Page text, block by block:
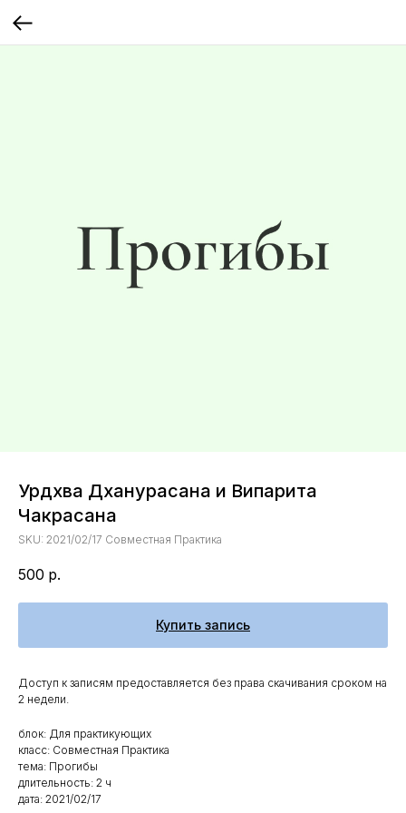
Урдхва Дханурасана и Випарита
Чакрасана
SKU: 2021/02/17 Совместная Практика
500 р.
Купить запись
Доступ к записям предоставляется без права скачивания сроком на
2 недели.
блок: Для практикующих
класс: Совместная Практика
тема: Прогибы
длительность: 2 ч
дата: 2021/02/17